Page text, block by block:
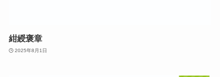
紺綬褒章
2025年8月1日